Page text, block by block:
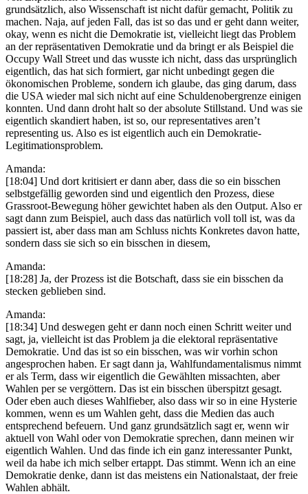
grundsätzlich, also Wissenschaft ist nicht dafür gemacht, Politik zu
machen. Naja, auf jeden Fall, das ist so das und er geht dann weiter,
okay, wenn es nicht die Demokratie ist, vielleicht liegt das Problem
an der repräsentativen Demokratie und da bringt er als Beispiel die
Occupy Wall Street und das wusste ich nicht, dass das ursprünglich
eigentlich, das hat sich formiert, gar nicht unbedingt gegen die
ökonomischen Probleme, sondern ich glaube, das ging darum, dass
die USA wieder mal sich nicht auf eine Schuldenobergrenze einigen
konnten. Und dann droht halt so der absolute Stillstand. Und was sie
eigentlich skandiert haben, ist so, our representatives aren’t
representing us. Also es ist eigentlich auch ein Demokratie-
Legitimationsproblem.
Amanda:
[18:04] Und dort kritisiert er dann aber, dass die so ein bisschen
selbstgefällig geworden sind und eigentlich den Prozess, diese
Grassroot-Bewegung höher gewichtet haben als den Output. Also er
sagt dann zum Beispiel, auch dass das natürlich voll toll ist, was da
passiert ist, aber dass man am Schluss nichts Konkretes davon hatte,
sondern dass sie sich so ein bisschen in diesem,
Amanda:
[18:28] Ja, der Prozess ist die Botschaft, dass sie ein bisschen da
stecken geblieben sind.
Amanda:
[18:34] Und deswegen geht er dann noch einen Schritt weiter und
sagt, ja, vielleicht ist das Problem ja die elektoral repräsentative
Demokratie. Und das ist so ein bisschen, was wir vorhin schon
angesprochen haben. Er sagt dann ja, Wahlfundamentalismus nimmt
er als Term, dass wir eigentlich die Gewählten missachten, aber
Wahlen per se vergöttern. Das ist ein bisschen überspitzt gesagt.
Oder eben auch dieses Wahlfieber, also dass wir so in eine Hysterie
kommen, wenn es um Wahlen geht, dass die Medien das auch
entsprechend befeuern. Und ganz grundsätzlich sagt er, wenn wir
aktuell von Wahl oder von Demokratie sprechen, dann meinen wir
eigentlich Wahlen. Und das finde ich ein ganz interessanter Punkt,
weil da habe ich mich selber ertappt. Das stimmt. Wenn ich an eine
Demokratie denke, dann ist das meistens ein Nationalstaat, der freie
Wahlen abhält.